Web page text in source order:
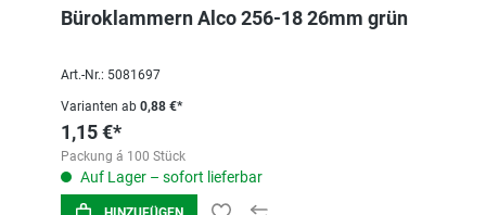
Büroklammern Alco 256-18 26mm grün
Art.-Nr.: 5081697
Varianten ab 0,88 €*
1,15 €*
Packung á 100 Stück
Auf Lager – sofort lieferbar